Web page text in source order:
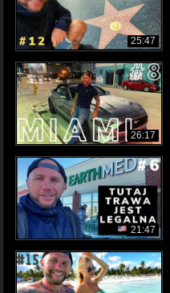
25:47
26:17
21:47